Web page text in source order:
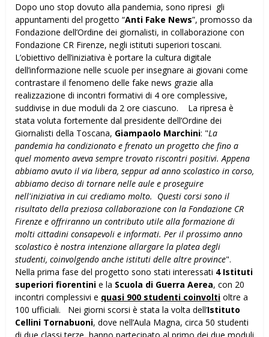
Dopo uno stop dovuto alla pandemia, sono ripresi gli
appuntamenti del progetto “Anti Fake News”, promosso da
Fondazione dell’Ordine dei giornalisti, in collaborazione con
Fondazione CR Firenze, negli istituti superiori toscani.
L’obiettivo dell’iniziativa è portare la cultura digitale
dell’informazione nelle scuole per insegnare ai giovani come
contrastare il fenomeno delle fake news grazie alla
realizzazione di incontri formativi di 4 ore complessive,
suddivise in due moduli da 2 ore ciascuno. La ripresa è
stata voluta fortemente dal presidente dell’Ordine dei
Giornalisti della Toscana, Giampaolo Marchini: "La
pandemia ha condizionato e frenato un progetto che fino a
quel momento aveva sempre trovato riscontri positivi. Appena
abbiamo avuto il via libera, seppur ad anno scolastico in corso,
abbiamo deciso di tornare nelle aule e proseguire
nell'iniziativa in cui crediamo molto. Questi corsi sono il
risultato della preziosa collaborazione con la Fondazione CR
Firenze e offriranno un contributo utile alla formazione di
molti cittadini consapevoli e informati. Per il prossimo anno
scolastico è nostra intenzione allargare la platea degli
studenti, coinvolgendo anche istituti delle altre province".
Nella prima fase del progetto sono stati interessati 4 Istituti
superiori fiorentini e la Scuola di Guerra Aerea, con 20
incontri complessivi e quasi 900 studenti coinvolti oltre a
100 ufficiali. Nei giorni scorsi è stata la volta dell’Istituto
Cellini Tornabuoni, dove nell’Aula Magna, circa 50 studenti
di due classi terze, hanno partecipato al primo dei due moduli